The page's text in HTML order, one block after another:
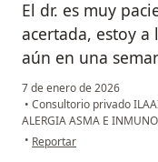
El dr. es muy
acertada, estoy a
aún en una
7 de enero de 2026
• Consultorio privado
ALERGIA ASMA E
• en opinión del usuario
Reportar